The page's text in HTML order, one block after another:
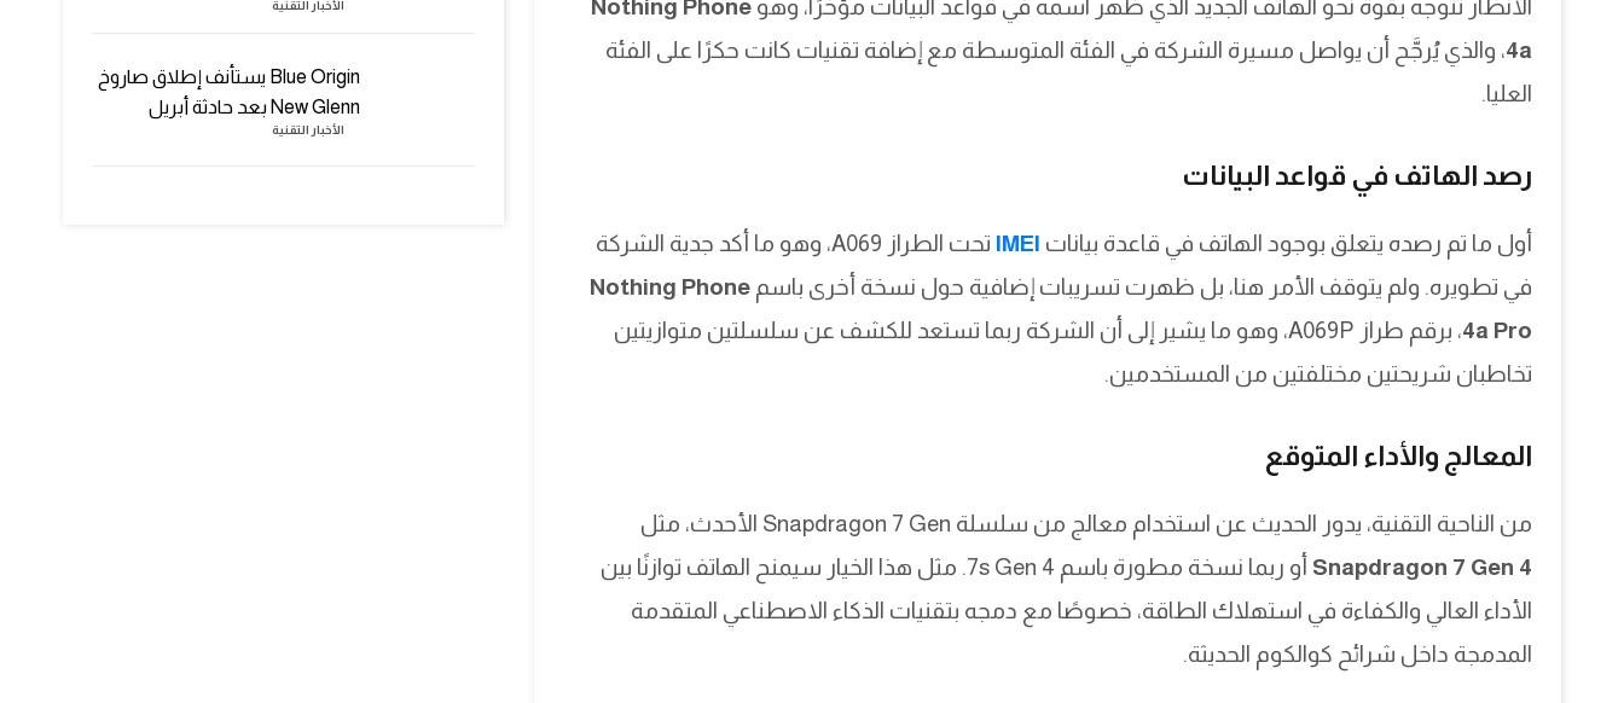
الأنظار تتوجه بقوة نحو الهاتف الجديد الذي ظهر اسمه في قواعد البيانات مؤخرًا، وهو Nothing Phone
4a، والذي يُرجَّح أن يواصل مسيرة الشركة في الفئة المتوسطة مع إضافة تقنيات كانت حكرًا على الفئة
العليا.
رصد الهاتف في قواعد البيانات
أول ما تم رصده يتعلق بوجود الهاتف في قاعدة بيانات IMEI
تحت الطراز A069، وهو ما أكد جدية الشركة
في تطويره. ولم يتوقف الأمر هنا، بل ظهرت تسريبات إضافية حول نسخة أخرى باسم Nothing Phone
4a Pro
، برقم طراز A069P، وهو ما يشير إلى أن الشركة ربما تستعد للكشف عن سلسلتين متوازيتين
تخاطبان شريحتين مختلفتين من المستخدمين.
المعالج والأداء المتوقع
من الناحية التقنية، يدور الحديث عن استخدام معالج من سلسلة Snapdragon 7 Gen الأحدث، مثل
Snapdragon 7 Gen 4
أو ربما نسخة مطورة باسم 7s Gen 4. مثل هذا الخيار سيمنح الهاتف توازنًا بين
الأداء العالي والكفاءة في استهلاك الطاقة، خصوصًا مع دمجه بتقنيات الذكاء الاصطناعي المتقدمة
المدمجة داخل شرائح كوالكوم الحديثة.
الأخبار التقنية
Blue Origin يستأنف إطلاق صاروخ
New Glenn بعد حادثة أبريل
الأخبار التقنية